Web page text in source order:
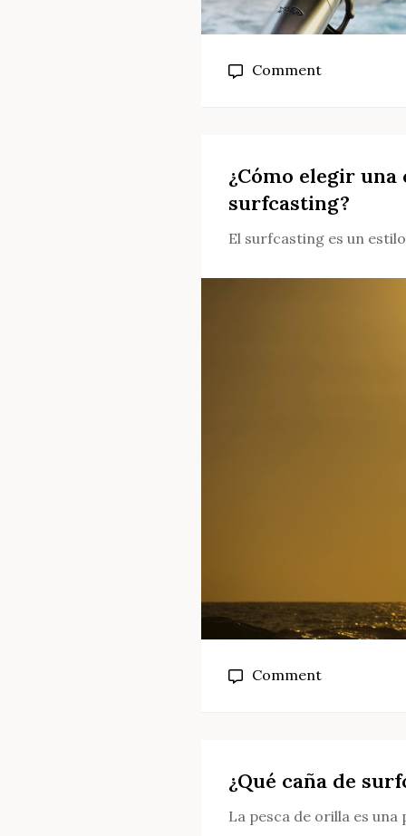
Commenton
mejor
carrete
para
el
¿Cómo elegir una
surfcasting?
El surfcasting es un
Commenton
caña
pescar
¿Qué caña de
La pesca de orilla es